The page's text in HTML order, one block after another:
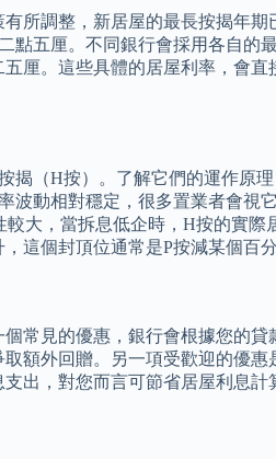
所調整，新居屋的最長按揭年
五厘。不同銀行會採用各自的
厘。這些具體的居屋利率，會
（H按）。了解它們的運作原
動相對穩定，很多置業者會視
大，當拆息低企時，H按的實
這個封頂位通常是P按減某個百
常見的優惠，銀行會根據您的
外回贈。另一項受歡迎的優
出，對您而言可節省居屋利息